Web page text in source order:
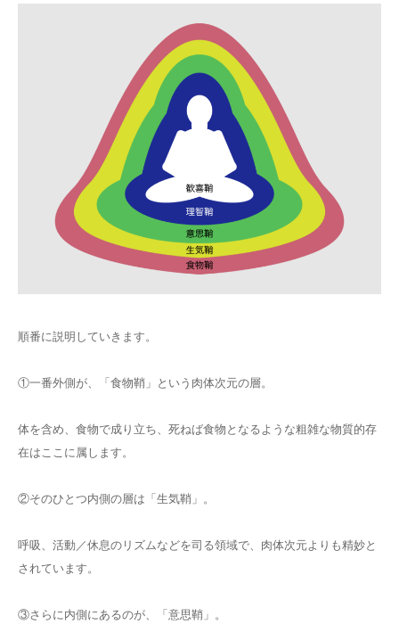
順番に説明していきます。
①一番外側が、「食物鞘」という肉体次元の層。
体を含め、食物で成り立ち、死ねば食物となるような粗雑な物質的存
在はここに属します。
②そのひとつ内側の層は「生気鞘」。
呼吸、活動／休息のリズムなどを司る領域で、肉体次元よりも精妙と
されています。
③さらに内側にあるのが、「意思鞘」。